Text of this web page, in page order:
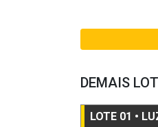
DEMAIS
LOTE 01 •